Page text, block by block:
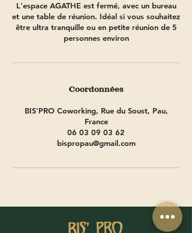
L'espace AGATHE est fermé, avec un bureau
et une table de réunion. Idéal si vous souhaitez
être ultra tranquille ou en petite réunion de 5
personnes environ
Coordonnées
BIS'PRO Coworking, Rue du Soust, Pau,
France
06 03 09 03 62
bispropau@gmail.com